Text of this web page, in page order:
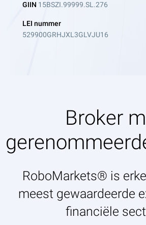
GIIN 15BSZI.99999.SL.276
LEI nummer
529900GRHJXL3GLVJU16
Broker
RoboMarkets® is
meest gewaardeerde
financiële